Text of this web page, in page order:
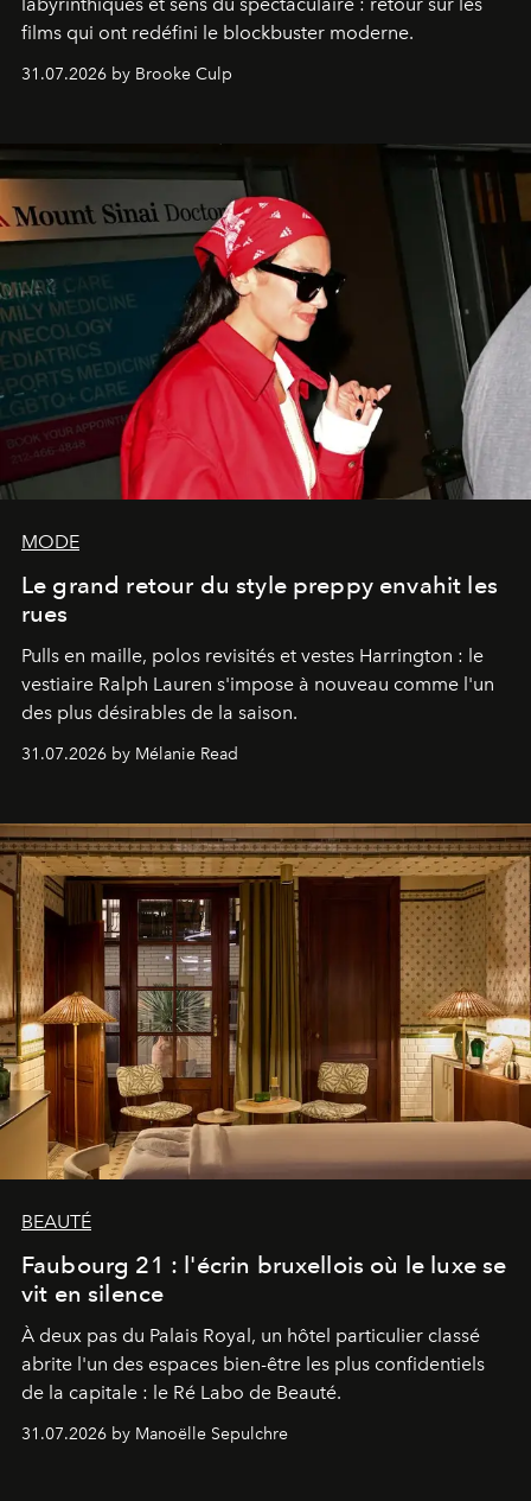
films qui ont redéfini le blockbuster moderne.
31.07.2026 by Brooke Culp
MODE
Le grand retour du style preppy envahit les
rues
Pulls en maille, polos revisités et vestes Harrington : le
vestiaire Ralph Lauren s'impose à nouveau comme l'un
des plus désirables de la saison.
31.07.2026 by Mélanie Read
BEAUTÉ
Faubourg 21 : l'écrin bruxellois où le luxe se
vit en silence
À deux pas du Palais Royal, un hôtel particulier classé
abrite l'un des espaces bien-être les plus confidentiels
de la capitale : le Ré Labo de Beauté.
31.07.2026 by Manoëlle Sepulchre